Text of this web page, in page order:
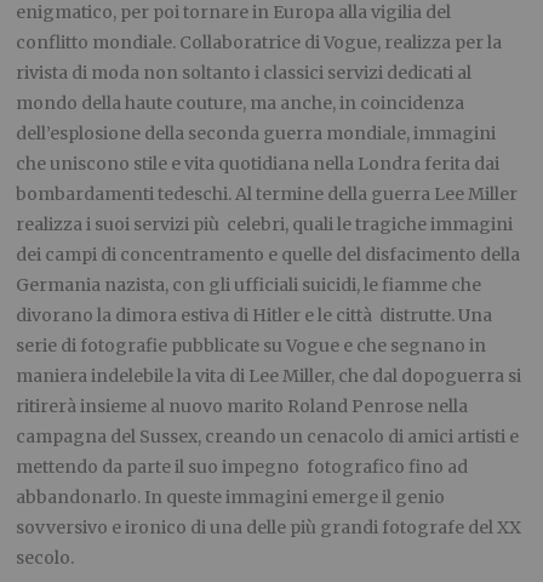
enigmatico, per poi tornare in Europa alla vigilia del
conflitto mondiale. Collaboratrice di Vogue, realizza per la
rivista di moda non soltanto i classici servizi dedicati al
mondo della haute couture, ma anche, in coincidenza
dell’esplosione della seconda guerra mondiale, immagini
che uniscono stile e vita quotidiana nella Londra ferita dai
bombardamenti tedeschi. Al termine della guerra Lee Miller
realizza i suoi servizi più celebri, quali le tragiche immagini
dei campi di concentramento e quelle del disfacimento della
Germania nazista, con gli ufficiali suicidi, le fiamme che
divorano la dimora estiva di Hitler e le città distrutte. Una
serie di fotografie pubblicate su Vogue e che segnano in
maniera indelebile la vita di Lee Miller, che dal dopoguerra si
ritirerà insieme al nuovo marito Roland Penrose nella
campagna del Sussex, creando un cenacolo di amici artisti e
mettendo da parte il suo impegno fotografico fino ad
abbandonarlo. In queste immagini emerge il genio
sovversivo e ironico di una delle più grandi fotografe del XX
secolo.